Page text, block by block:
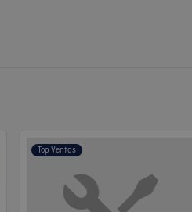
Top Ventas